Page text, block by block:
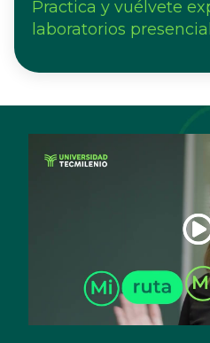
Practica y vuélvete
laboratorios